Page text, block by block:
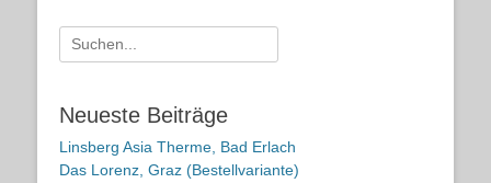
Suche
nach:
Neueste Beiträge
Linsberg Asia Therme, Bad Erlach
Das Lorenz, Graz (Bestellvariante)